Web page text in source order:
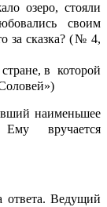
озеро, стояли
своим
за сказка? (№ 4,
стране, в которой
наименьшее
вручается
Ведущий